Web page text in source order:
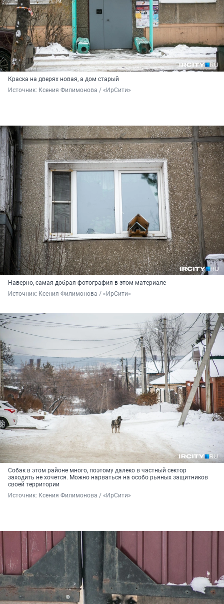
Краска на дверях новая, а дом старый
Источник: Ксения Филимонова / «ИрСити»
Наверно, самая добрая фотография в этом материале
Источник: Ксения Филимонова / «ИрСити»
Собак в этом районе много, поэтому далеко в частный сектор
заходить не хочется. Можно нарваться на особо рьяных защитников
своей территории
Источник: Ксения Филимонова / «ИрСити»